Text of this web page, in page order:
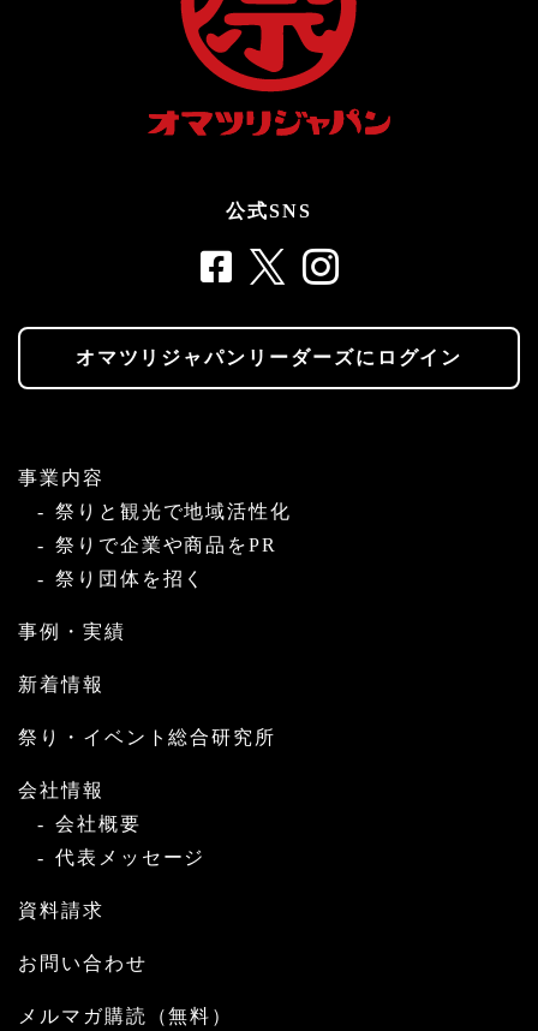
公式SNS
オマツリジャパンリーダーズにログイン
事業内容
祭りと観光で地域活性化
祭りで企業や商品をPR
祭り団体を招く
事例・実績
新着情報
祭り・イベント総合研究所
会社情報
会社概要
代表メッセージ
資料請求
お問い合わせ
メルマガ購読（無料）